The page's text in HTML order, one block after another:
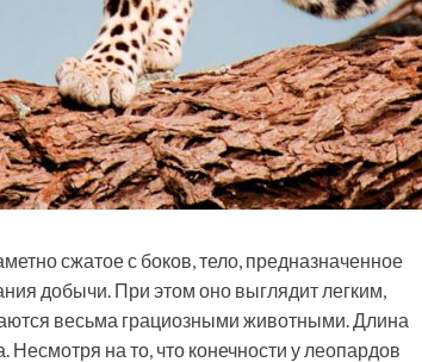
сжатое с боков, тело, предназначенное
добычи. При этом оно выглядит легким,
весьма грациозными животными. Длина
на то, что конечности у леопардов